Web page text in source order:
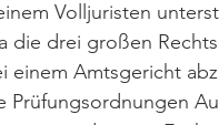
Volljuristen
die drei großen
einem Amtsgericht
Prüfungsordnungen